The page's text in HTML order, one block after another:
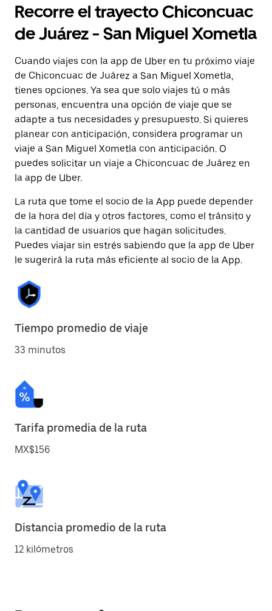
Recorre el trayecto Chiconcuac
de Juárez - San Miguel Xometla
Cuando viajes con la app de Uber en tu próximo viaje
de Chiconcuac de Juárez a San Miguel Xometla,
tienes opciones. Ya sea que solo viajes tú o más
personas, encuentra una opción de viaje que se
adapte a tus necesidades y presupuesto. Si quieres
planear con anticipación, considera programar un
viaje a San Miguel Xometla con anticipación. O
puedes solicitar un viaje a Chiconcuac de Juárez en
la app de Uber.
La ruta que tome el socio de la App puede depender
de la hora del día y otros factores, como el tránsito y
la cantidad de usuarios que hagan solicitudes.
Puedes viajar sin estrés sabiendo que la app de Uber
le sugerirá la ruta más eficiente al socio de la App.
Tiempo promedio de viaje
33 minutos
Tarifa promedia de la ruta
MX$156
Distancia promedio de la ruta
12 kilómetros